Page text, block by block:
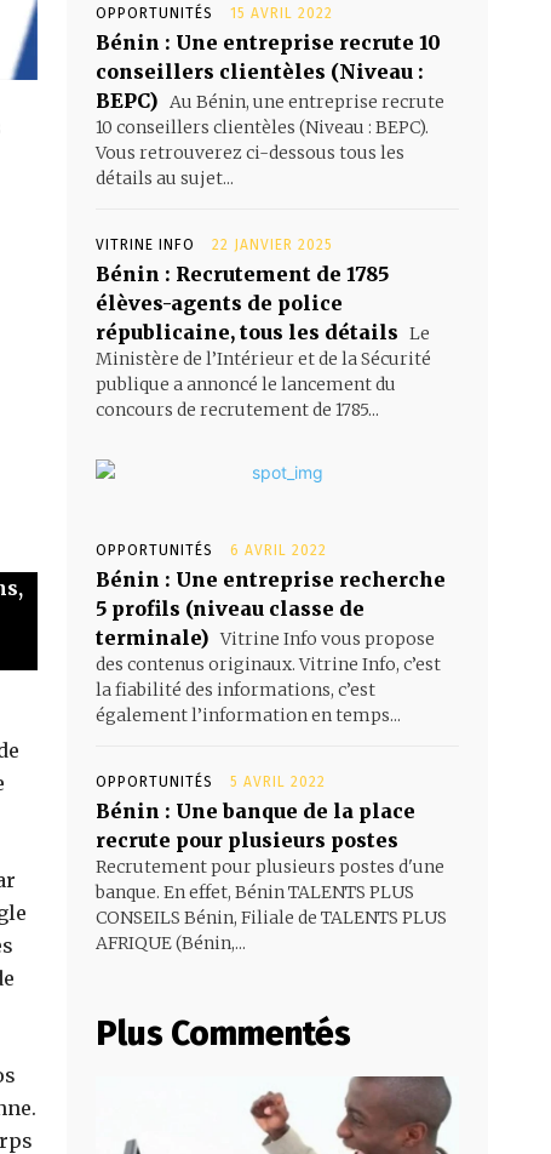
OPPORTUNITÉS 15 AVRIL 2022
Bénin : Une entreprise recrute 10
conseillers clientèles (Niveau :
BEPC) Au Bénin, une entreprise recrute
10 conseillers clientèles (Niveau : BEPC).
Vous retrouverez ci-dessous tous les
détails au sujet...
VITRINE INFO 22 JANVIER 2025
Bénin : Recrutement de 1785
élèves-agents de police
républicaine, tous les détails Le
Ministère de l’Intérieur et de la Sécurité
publique a annoncé le lancement du
concours de recrutement de 1785...
OPPORTUNITÉS 6 AVRIL 2022
Bénin : Une entreprise recherche
5 profils (niveau classe de
terminale) Vitrine Info vous propose
des contenus originaux. Vitrine Info, c’est
la fiabilité des informations, c’est
également l’information en temps...
OPPORTUNITÉS 5 AVRIL 2022
Bénin : Une banque de la place
recrute pour plusieurs postes
Recrutement pour plusieurs postes d'une
banque. En effet, Bénin TALENTS PLUS
CONSEILS Bénin, Filiale de TALENTS PLUS
AFRIQUE (Bénin,...
Plus Commentés